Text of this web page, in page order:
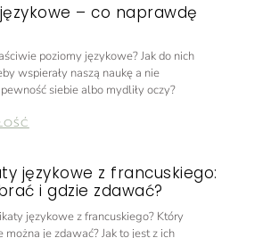
– co naprawdę
poziomy językowe? Jak do nich
wspierały naszą naukę a nie
siebie albo mydliły oczy?
językowe z francuskiego:
i gdzie zdawać?
językowe z francuskiego? Który
można je zdawać? Jak to jest z ich